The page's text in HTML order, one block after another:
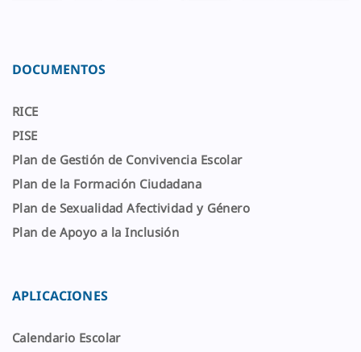
DOCUMENTOS
RICE
PISE
Plan de Gestión de Convivencia Escolar
Plan de la Formación Ciudadana
Plan de Sexualidad Afectividad y Género
Plan de Apoyo a la Inclusión
APLICACIONES
Calendario Escolar